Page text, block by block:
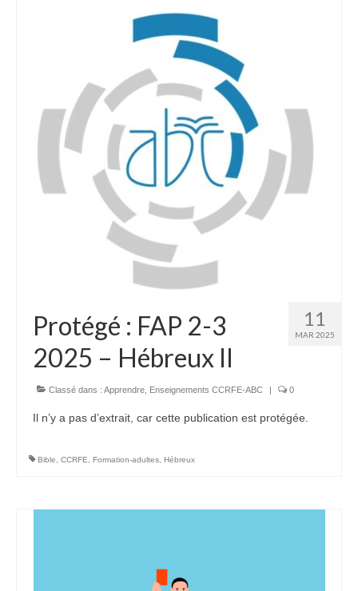
11
MAR 2025
Protégé : FAP 2-3
2025 – Hébreux II
Classé dans : Apprendre Enseignements CCRFE-ABC | 0
Il n’y a pas d’extrait, car cette publication est protégée.
Bible CCRFE Formation-adultes Hébreux